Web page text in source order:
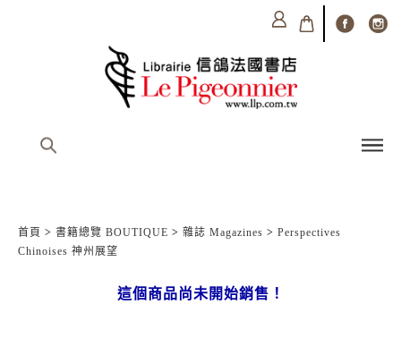
首頁 > 書籍總覽 BOUTIQUE > 雜誌 Magazines > Perspectives
Chinoises 神州展望
這個商品尚未開始銷售！